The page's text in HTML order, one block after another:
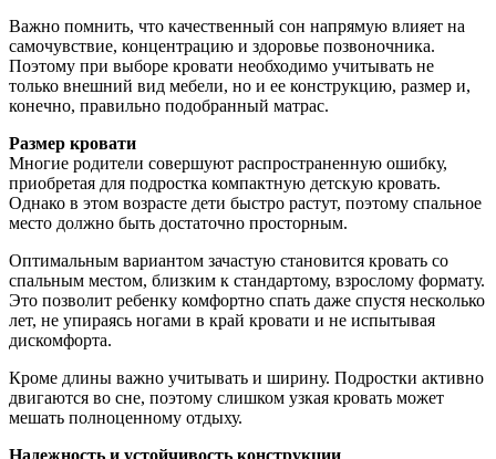
Важно помнить, что качественный сон напрямую влияет на
самочувствие, концентрацию и здоровье позвоночника.
Поэтому при выборе кровати необходимо учитывать не
только внешний вид мебели, но и ее конструкцию, размер и,
конечно, правильно подобранный матрас.
Размер кровати
Многие родители совершуют распространенную ошибку,
приобретая для подростка компактную детскую кровать.
Однако в этом возрасте дети быстро растут, поэтому спальное
место должно быть достаточно просторным.
Оптимальным вариантом зачастую становится кровать со
спальным местом, близким к стандартому, взрослому формату.
Это позволит ребенку комфортно спать даже спустя несколько
лет, не упираясь ногами в край кровати и не испытывая
дискомфорта.
Кроме длины важно учитывать и ширину. Подростки активно
двигаются во сне, поэтому слишком узкая кровать может
мешать полноценному отдыху.
Надежность и устойчивость конструкции